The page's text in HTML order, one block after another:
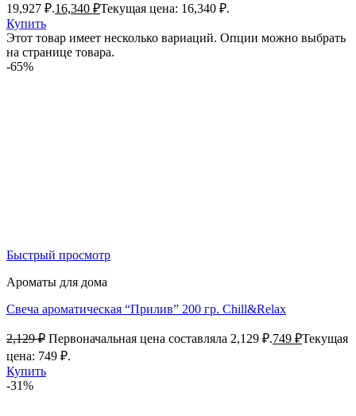
19,927 ₽.16,340 ₽Текущая цена: 16,340 ₽.
Купить
Этот товар имеет несколько вариаций. Опции можно выбрать
на странице товара.
-65%
Быстрый просмотр
Ароматы для дома
Свеча ароматическая “Прилив” 200 гр. Chill&Relax
2,129₽ Первоначальная цена составляла 2,129 ₽.749 ₽Текущая
цена: 749 ₽.
Купить
-31%